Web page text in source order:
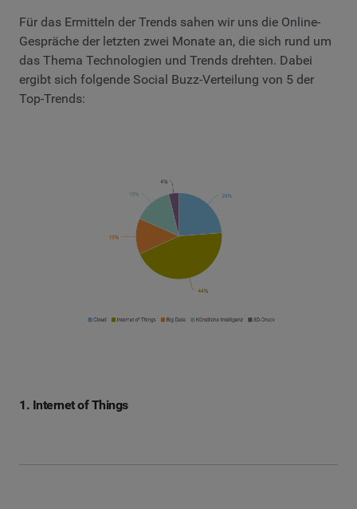
Für das Ermitteln der Trends sahen wir uns die Online-
Gespräche der letzten zwei Monate an, die sich rund um
das Thema Technologien und Trends drehten. Dabei
ergibt sich folgende Social Buzz-Verteilung von 5 der
Top-Trends:
1. Internet of Things